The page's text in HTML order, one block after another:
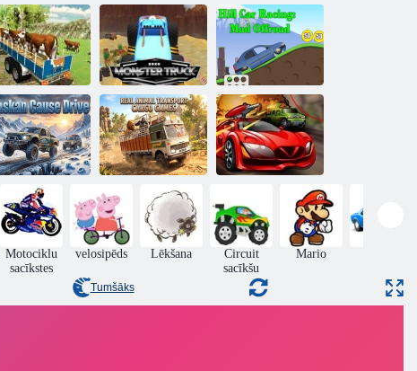
Dzīvnieku
kravas
automašīnu
bezceļu
pārvadājumi
2020. gada
monstru kravas
automašīna
Hill Car Racing:
Mad Offroad
Īstas dzīvnieku
pārvadāšanas
kravas spēles
Spiegu auto
Motociklu
sacīkstes
velosipēds Lēkšana
Circuit
sacīkšu
Mario
Tumšāks